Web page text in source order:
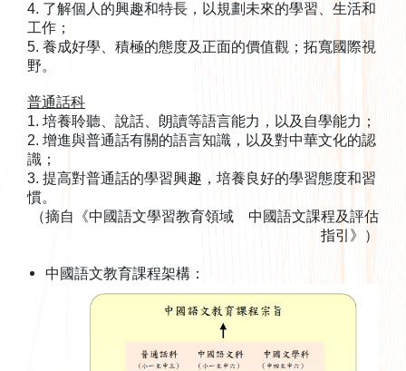
4. 了解個人的興趣和特長，以規劃未來的學習、生活和
工作；
5. 養成好學、積極的態度及正面的價值觀；拓寬國際視
野。
普通話科
1. 培養聆聽、說話、朗讀等語言能力，以及自學能力；
2. 增進與普通話有關的語言知識，以及對中華文化的認
識；
3. 提高對普通話的學習興趣，培養良好的學習態度和習
慣。
（摘自《中國語文學習教育領域 中國語文課程及評估
指引》）
中國語文教育課程架構：